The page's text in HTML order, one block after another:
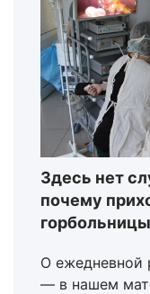
Здесь нет
почему
О ежедневной
— в нашем